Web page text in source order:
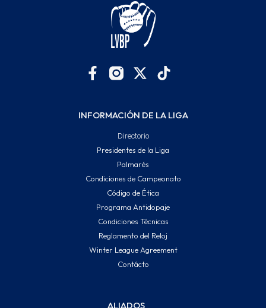
INFORMACIÓN DE LA LIGA
Directorio
Presidentes de la Liga
Palmarés
Condiciones de Campeonato
Código de Ética
Programa Antidopaje
Condiciones Técnicas
Reglamento del Reloj
Winter League Agreement
Contácto
ALIADOS